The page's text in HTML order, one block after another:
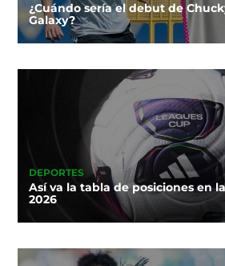
¿Cuándo sería el debut de
Galaxy?
DEPORTES
Así va la tabla de posiciones en
2026